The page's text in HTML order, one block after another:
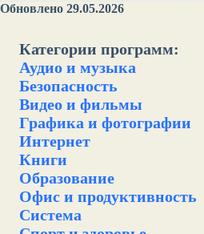
Обновлено 29.05.2026
Категории программ:
Аудио и музыка
Безопасность
Видео и фильмы
Графика и фотографии
Интернет
Книги
Образование
Офис и продуктивность
Система